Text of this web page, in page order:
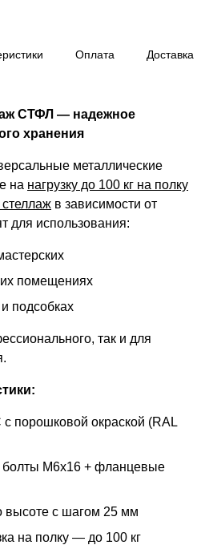
Оплата Доставка
СТФЛ — надежное
хранения
металлические
на нагрузку до 100 кг на полку
стеллаж в зависимости от
для использования:
помещениях
подсобках
так и для
порошковой окраской (RAL
болты М6х16 + фланцевые
высоте с шагом 25 мм
на полку — до 100 кг